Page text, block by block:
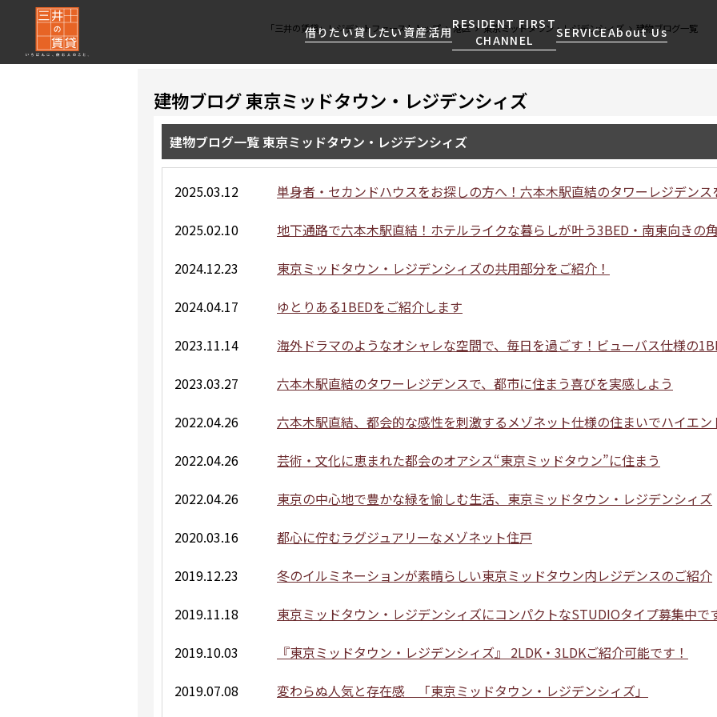
借りたい貸したい資産活用
RESIDENT FIRST
CHANNEL
SERVICEAbout Us
About Us
私たちレジデントファーストの思いや
会社情報
ニュースリリース
お問い合わせ
借りたい
厳選した都心の上質な賃貸マンションを数多
検索する
人気エリアから探す
地図から探す
キーワードから探す
新着情報から探す
ニュースから探す
新着募集情報
当社限定(港区・渋谷区)
当社限定(港区・渋谷区以外)
賃料改定
フリーレント
ペット可
貸したい
賃貸運営をお考えのオーナー様に
お問い合わせ
資産活用
分譲マンションのご購入、売却の
お問い合わせ
RESIDENT
FIRST CHANNEL
新しい住まいと暮らしの探しに関わる
マンションレポート
RESIDENT FIRST
SERVICE
レジデントファーストが提供する
会員ページ
MEMBERS登録
ご入居・提携サービス
社宅紹介
【仲介会社様向け】当社仲介
「三井の賃貸」レジデントファーストトップ 港区 東京ミッドタウン・レジデンシィズ 建物ブログ一覧
建物ブログ 東京ミッドタウン・レジデンシィズ
建物ブログ一覧 東京ミッドタウン・レジデンシィズ
2025.03.12
単身者・セカンドハウスをお探しの方へ！六本木駅直結のタワーレジデンス
2025.02.10
地下通路で六本木駅直結！ホテルライクな暮らしが叶う3BED・南東向きの
2024.12.23
東京ミッドタウン・レジデンシィズの共用部分をご紹介！
2024.04.17
ゆとりある1BEDをご紹介します
2023.11.14
海外ドラマのようなオシャレな空間で、毎日を過ごす！ビューバス仕様の
2023.03.27
六本木駅直結のタワーレジデンスで、都市に住まう喜びを実感しよう
2022.04.26
六本木駅直結、都会的な感性を刺激するメゾネット仕様の住まいでハイエン
2022.04.26
芸術・文化に恵まれた都会のオアシス“東京ミッドタウン”に住まう
2022.04.26
東京の中心地で豊かな緑を愉しむ生活、東京ミッドタウン・レジデンシィズ
2020.03.16
都心に佇むラグジュアリーなメゾネット住戸
2019.12.23
冬のイルミネーションが素晴らしい東京ミッドタウン内レジデンスのご紹介
2019.11.18
東京ミッドタウン・レジデンシィズにコンパクトなSTUDIOタイプ募集中で
2019.10.03
『東京ミッドタウン・レジデンシィズ』 2LDK・3LDKご紹介可能です！
2019.07.08
変わらぬ人気と存在感 「東京ミッドタウン・レジデンシィズ」